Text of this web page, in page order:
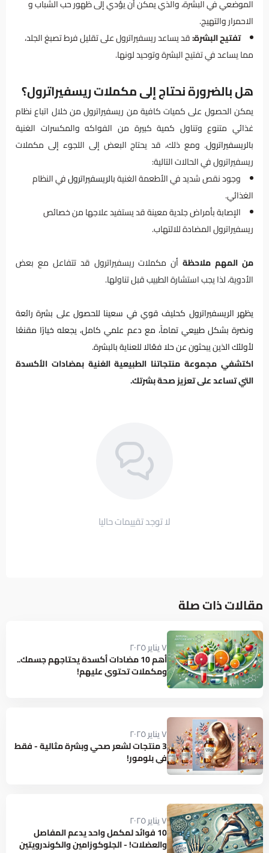
الموضعي في البشرة، والذي يمكن أن يؤدي إلى ظهور حب الشباب و
الاحمرار والتهيج.
تفتيح البشرة:قد يساعد ريسفيراترول على تقليل فرط تصبغ الجلد،
مما يساعد في تفتيح البشرة وتوحيد لونها.
هل بالضرورة نحتاج إلى مكملات ريسفيراترول؟
يمكن الحصول على كميات كافية من ريسفيراترول من خلال اتباع نظام
غذائي متنوع وتناول كمية كبيرة من الفواكه والمكسرات الغنية
بالريسفيراترول. ومع ذلك، قد يحتاج البعض إلى اللجوء إلى مكملات
ريسفيراترول في الحالات التالية:
وجود نقص شديد في الأطعمة الغنية بالريسفيراترولفي النظام
الغذائي.
الإصابة بأمراض جلدية معينة قد يستفيد علاجها من خصائص
ريسفيراترول المضادة للالتهاب.
من المهم ملاحظةأن مكملات ريسفيراترول قد تتفاعل مع بعض
الأدوية، لذا يجب استشارة الطبيب قبل تناولها.
يظهر الريسفيراترول كحليف قوي في سعينا للحصول على بشرة رائعة
ونضرة بشكل طبيعي تماماً، مع دعم علمي كامل، يجعله خيارًا مقنعًا
لأولئك الذين يبحثون عن حلا فعّالا للعناية بالبشرة.
اكتشفي مجموعة منتجاتنا الطبيعية الغنية بمضادات الأكسدة
التي تساعد على تعزيز صحة بشرتك.
لا توجد تقييمات حاليا
مقالات ذات صلة
٧ يناير ٢٠٢٥
أهم 10 مضادات أكسدة يحتاجهم جسمك..
ومكملات تحتوي عليهم!
٧ يناير ٢٠٢٥
3 منتجات لشعر صحي وبشرة مثالية - فقط
في بلومور!
٧ يناير ٢٠٢٥
10 فوائد لمكمل واحد يدعم المفاصل
والعضلات! - الجلوكوزامين والكوندرويتين